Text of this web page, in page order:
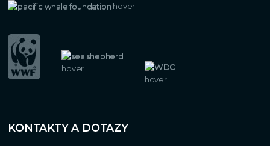
KONTAKTY A DOTAZY